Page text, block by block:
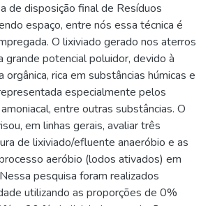
de disposição final de Resíduos
espaço, entre nós essa técnica é
O lixiviado gerado nos aterros
grande potencial poluidor, devido à
rica em substâncias húmicas e
especialmente pelos
entre outras substâncias. O
em linhas gerais, avaliar três
de lixiviado/efluente anaeróbio e as
aeróbio (lodos ativados) em
pesquisa foram realizados
utilizando as proporções de 0%